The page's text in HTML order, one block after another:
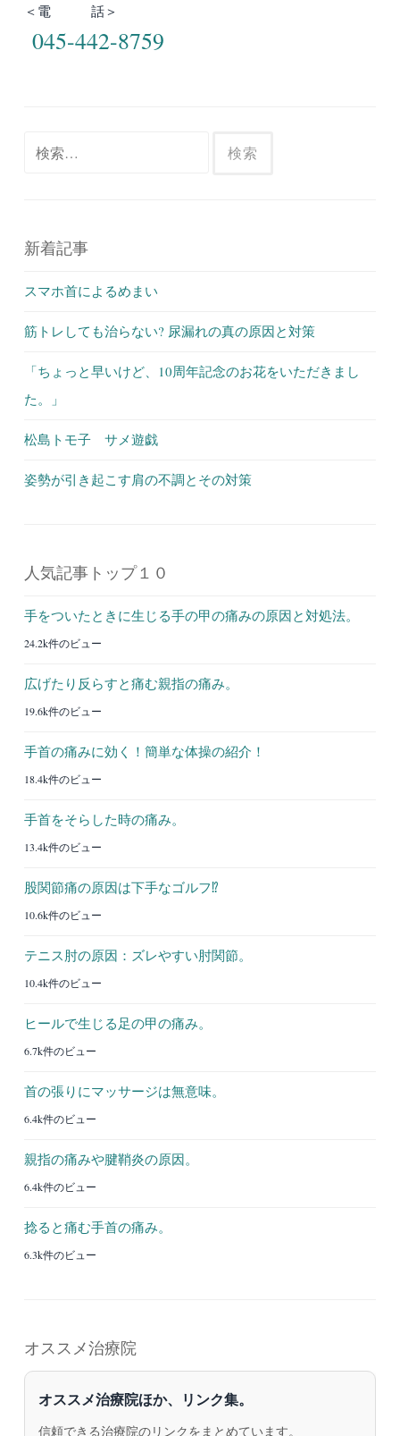
＜電 話＞
045-442-8759
新着記事
スマホ首によるめまい
筋トレしても治らない? 尿漏れの真の原因と対策
「ちょっと早いけど、10周年記念のお花をいただきまし
た。」
松島トモ子 サメ遊戯
姿勢が引き起こす肩の不調とその対策
人気記事トップ１０
手をついたときに生じる手の甲の痛みの原因と対処法。
24.2k件のビュー
広げたり反らすと痛む親指の痛み。
19.6k件のビュー
手首の痛みに効く！簡単な体操の紹介！
18.4k件のビュー
手首をそらした時の痛み。
13.4k件のビュー
股関節痛の原因は下手なゴルフ⁉︎
10.6k件のビュー
テニス肘の原因：ズレやすい肘関節。
10.4k件のビュー
ヒールで生じる足の甲の痛み。
6.7k件のビュー
首の張りにマッサージは無意味。
6.4k件のビュー
親指の痛みや腱鞘炎の原因。
6.4k件のビュー
捻ると痛む手首の痛み。
6.3k件のビュー
オススメ治療院
オススメ治療院ほか、リンク集。
信頼できる治療院のリンクをまとめています。